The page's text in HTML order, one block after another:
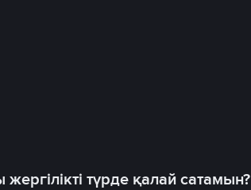
түрде қалай сатамын?